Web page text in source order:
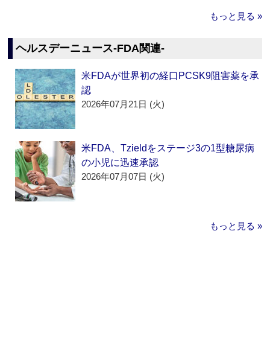
もっと見る »
ヘルスデーニュース‐FDA関連‐
米FDAが世界初の経口PCSK9阻害薬を承
認
2026年07月21日 (火)
米FDA、Tzieldをステージ3の1型糖尿病
の小児に迅速承認
2026年07月07日 (火)
もっと見る »